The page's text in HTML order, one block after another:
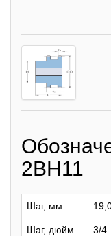
2BH11
Шаг, мм
Шаг, дюйм 3/4